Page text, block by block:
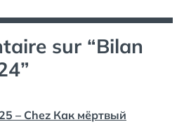
sur “Bilan
”
– Chez Как мёртвый